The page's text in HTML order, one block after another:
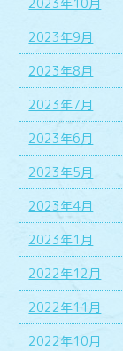
2023年9月
2023年8月
2023年7月
2023年6月
2023年5月
2023年4月
2023年1月
2022年12月
2022年11月
2022年10月